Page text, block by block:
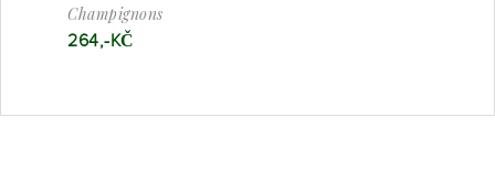
Champignons
264,-KČ